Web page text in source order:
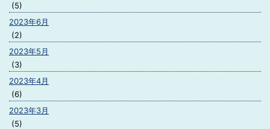
(5)
2023年6月
(2)
2023年5月
(3)
2023年4月
(6)
2023年3月
(5)